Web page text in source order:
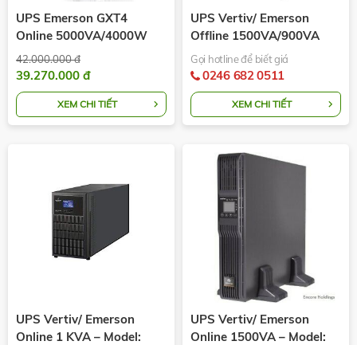
UPS Emerson GXT4
Online 5000VA/4000W
230v LCD PF 0.9 2U
42.000.000 đ
39.270.000 đ
XEM CHI TIẾT
UPS Vertiv/ Emerson
Offline 1500VA/900VA
Emerson PSA1500MT3-
230U
Gọi hotline để biết giá
0246 682 0511
XEM CHI TIẾT
UPS Vertiv/ Emerson
Online 1 KVA – Model:
UPS Vertiv/ Emerson
Online 1500VA – Model: